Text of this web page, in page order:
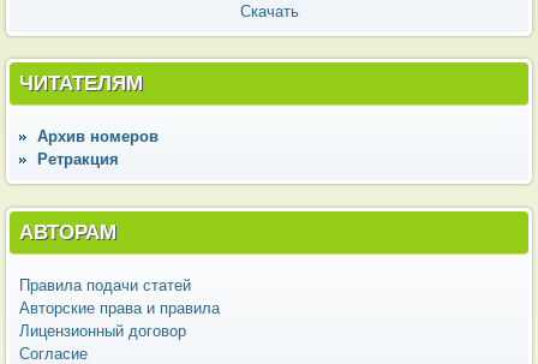
Скачать
ЧИТАТЕЛЯМ
Архив номеров
Ретракция
АВТОРАМ
Правила подачи статей
Авторские права и правила
Лицензионный договор
Согласие